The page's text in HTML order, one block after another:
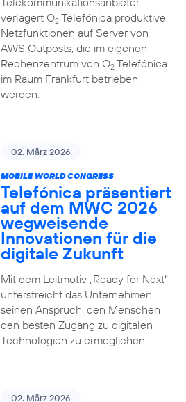
verlagert O2Telefónica produktive
Netzfunktionen auf Server von
AWS Outposts, die im eigenen
Rechenzentrum von O2Telefónica
im Raum Frankfurt betrieben
werden.
02. März 2026
MOBILE WORLD CONGRESS
Telefónica präsentiert
auf dem MWC 2026
wegweisende
Innovationen für die
digitale Zukunft
Mit dem Leitmotiv „Ready for Next“
unterstreicht das Unternehmen
seinen Anspruch, den Menschen
den besten Zugang zu digitalen
Technologien zu ermöglichen
02. März 2026